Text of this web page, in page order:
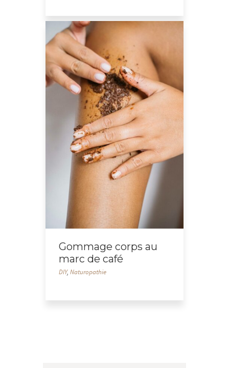
Gommage corps au
marc de café
DIY,Naturopathie